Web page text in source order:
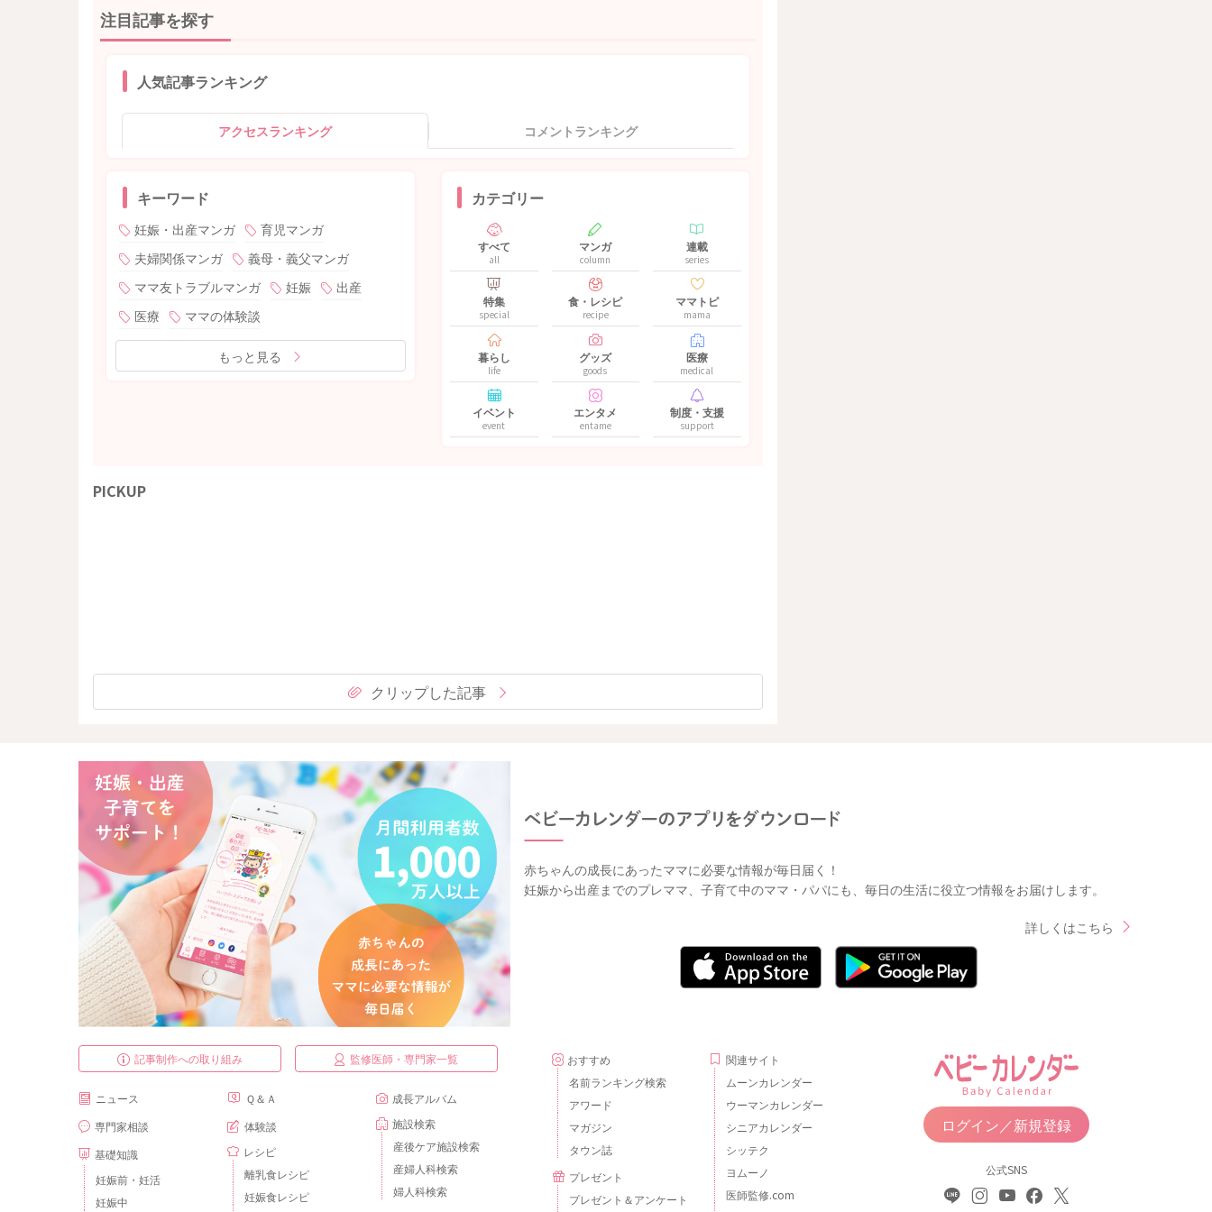
注目記事を探す
人気記事ランキング
アクセスランキング コメントランキング
キーワード
妊娠・出産マンガ
育児マンガ
夫婦関係マンガ
義母・義父マンガ
ママ友トラブルマンガ
妊娠
出産
医療
ママの体験談
もっと見る
カテゴリー
すべて
all
マンガ
column
連載
series
特集
special
食・レシピ
recipe
ママトピ
mama
暮らし
life
グッズ
goods
医療
medical
イベント
event
エンタメ
entame
制度・支援
support
PICKUP
クリップした記事
赤ちゃんの成長にあったママに必要な情報が毎日届く！
妊娠から出産までのプレママ、子育て中のママ・パパにも、毎日の生活に役立つ情報をお届けします。
詳しくはこちら
記事制作への取り組み 監修医師・専門家一覧
ニュース
専門家相談
基礎知識
妊娠前・妊活
妊娠中
Ｑ＆Ａ
体験談
レシピ
離乳食レシピ
妊娠食レシピ
成長アルバム
施設検索
産後ケア施設検索
産婦人科検索
婦人科検索
おすすめ
名前ランキング検索
アワード
マガジン
タウン誌
プレゼント
プレゼント＆アンケート
関連サイト
ムーンカレンダー
ウーマンカレンダー
シニアカレンダー
シッテク
ヨムーノ
医師監修.com
ログイン／新規登録
公式SNS